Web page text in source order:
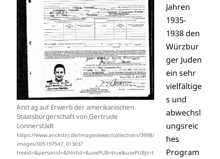
Antrag auf Erwerb der amerikanischen
Staatsbürgerschaft von Gertrude
Lonnerstädt
https://www.ancestry.de/imageviewer/collections/3998/
images/005197547_01303?
treeid=&personid=&hintid=&usePUB=true&usePUBJs=t
Jahren
1935-
1938 den
Würzbur
ger Juden
ein sehr
vielfältige
s und
abwechsl
ungsreic
hes
Program